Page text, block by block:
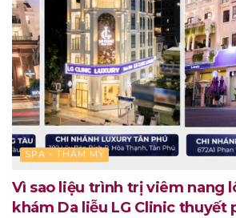
SPA - THẨM MỸ
Vì sao liệu trình trị viêm nang
khám Da liễu LG Clinic thuyết